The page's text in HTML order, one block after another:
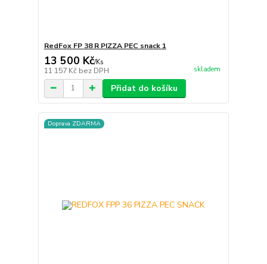
RedFox FP 38 R PIZZA PEC snack 1
13 500 Kč/Ks
11 157 Kč bez DPH skladem
Přidat do košíku
Doprava ZDARMA